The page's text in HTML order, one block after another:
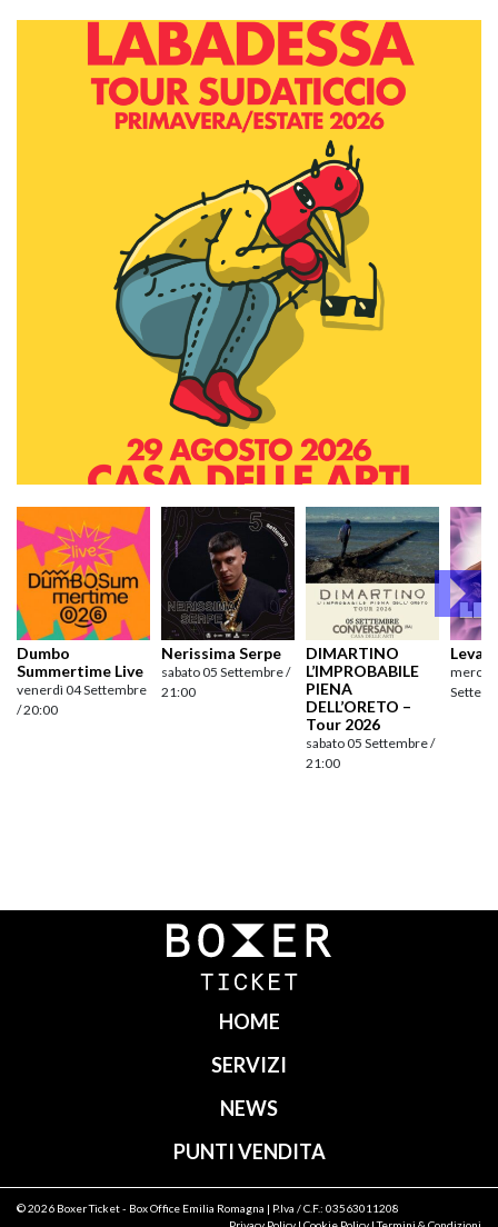
Dumbo
Summertime Live
venerdì 04 Settembre
/ 20:00
Nerissima Serpe
sabato 05 Settembre /
21:00
DIMARTINO
L’IMPROBABILE
PIENA
DELL’ORETO –
Tour 2026
sabato 05 Settembre /
21:00
Navigazione
HOME
SERVIZI
NEWS
PUNTI VENDITA
© 2026 Boxer Ticket- Box Office Emilia Romagna | P.Iva / C.F.: 03563011208